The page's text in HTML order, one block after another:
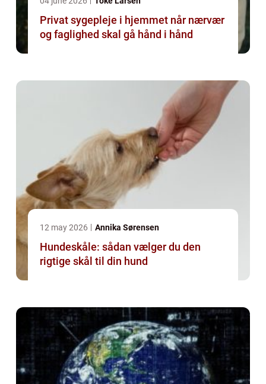
Privat sygepleje i hjemmet når nærvær
og faglighed skal gå hånd i hånd
12 may 2026 Annika Sørensen
Hundeskåle: sådan vælger du den
rigtige skål til din hund